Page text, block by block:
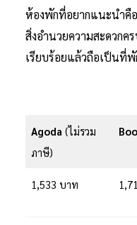
ห้องพักที่อยากแนะนำคื
สิ่งอำนวยความสะดวกค
เรียบร้อยแล้วถือเป็นที่
Agoda (ไม่รวม
ภาษี)
1,533 บาท